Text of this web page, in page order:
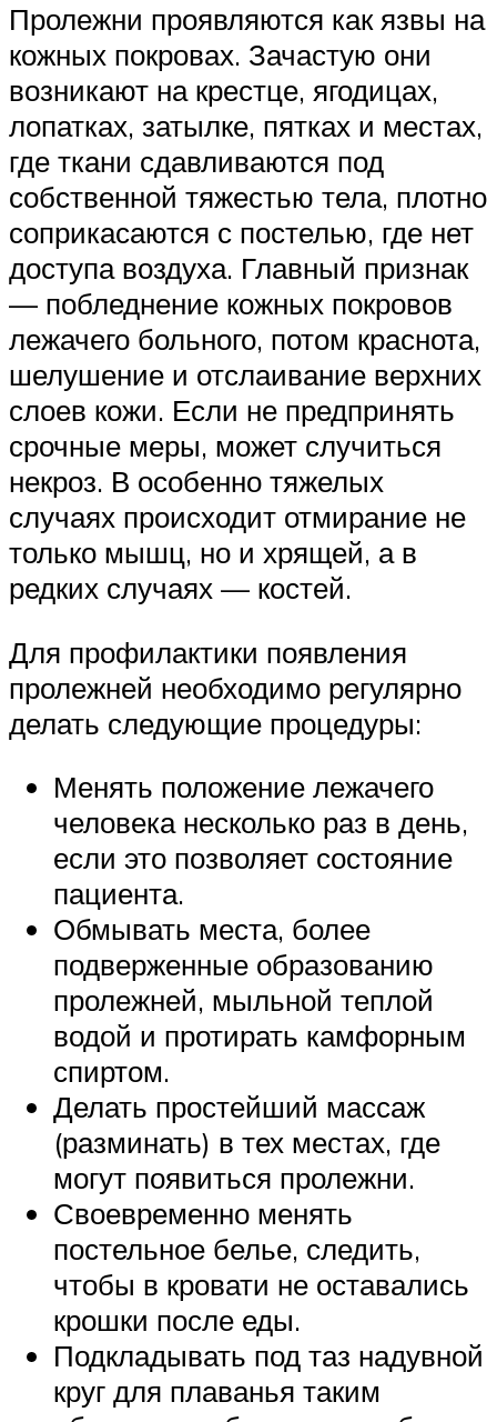
Пролежни проявляются как язвы на
кожных покровах. Зачастую они
возникают на крестце, ягодицах,
лопатках, затылке, пятках и местах,
где ткани сдавливаются под
собственной тяжестью тела, плотно
соприкасаются с постелью, где нет
доступа воздуха. Главный признак
— побледнение кожных покровов
лежачего больного, потом краснота,
шелушение и отслаивание верхних
слоев кожи. Если не предпринять
срочные меры, может случиться
некроз. В особенно тяжелых
случаях происходит отмирание не
только мышц, но и хрящей, а в
редких случаях — костей.
Для профилактики появления
пролежней необходимо регулярно
делать следующие процедуры:
Менять положение лежачего
человека несколько раз в день,
если это позволяет состояние
пациента.
Обмывать места, более
подверженные образованию
пролежней, мыльной теплой
водой и протирать камфорным
спиртом.
Делать простейший массаж
(разминать) в тех местах, где
могут появиться пролежни.
Своевременно менять
постельное белье, следить,
чтобы в кровати не оставались
крошки после еды.
Подкладывать под таз надувной
круг для плаванья таким